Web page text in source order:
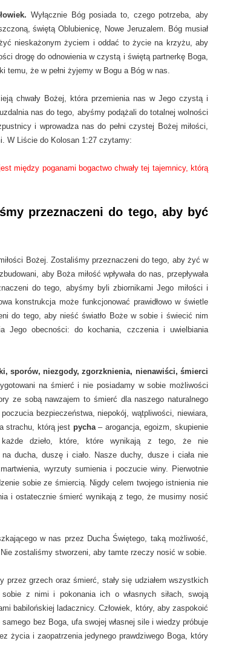
Wyłącznie Bóg posiada to, czego potrzeba, aby
świętą Oblubienicę, Nowe Jeruzalem. Bóg musiał
nieskażonym życiem i oddać to życie na krzyżu, aby
drogę do odnowienia w czystą i świętą partnerkę Boga,
temu, że w pełni żyjemy w Bogu a Bóg w nas.
chwały Bożej, która przemienia nas w Jego czystą i
nas do tego, abyśmy podążali do totalnej wolności
i wprowadza nas do pełni czystej Bożej miłości,
W Liście do Kolosan 1:27 czytamy:
między poganami bogactwo chwały tej tajemnicy, którą
przeznaczeni do tego, aby być
Bożej. Zostaliśmy przeznaczeni do tego, aby żyć w
aby Boża miłość wpływała do nas, przepływała
do tego, abyśmy byli zbiornikami Jego miłości i
konstrukcja może funkcjonować prawidłowo w świetle
do tego, aby nieść światło Boże w sobie i świecić nim
Jego obecności: do kochania, czczenia i uwielbiania
sporów, niezgody, zgorzknienia, nienawiści, śmierci
na śmierć i nie posiadamy w sobie możliwości
ze sobą nawzajem to śmierć dla naszego naturalnego
bezpieczeństwa, niepokój, wątpliwości, niewiara,
strachu, którą jest pycha– arogancja, egoizm, skupienie
dzieło, które, które wynikają z tego, że nie
ducha, duszę i ciało. Nasze duchy, dusze i ciała nie
wyrzuty sumienia i poczucie winy. Pierwotnie
sobie ze śmiercią. Nigdy celem twojego istnienia nie
i ostatecznie śmierć wynikają z tego, że musimy nosić
w nas przez Ducha Świętego, taką możliwość,
zostaliśmy stworzeni, aby tamte rzeczy nosić w sobie.
przez grzech oraz śmierć, stały się udziałem wszystkich
z nimi i pokonania ich o własnych siłach, swoją
babilońskiej ladacznicy. Człowiek, który, aby zaspokoić
bez Boga, ufa swojej własnej sile i wiedzy próbuje
życia i zaopatrzenia jedynego prawdziwego Boga, który